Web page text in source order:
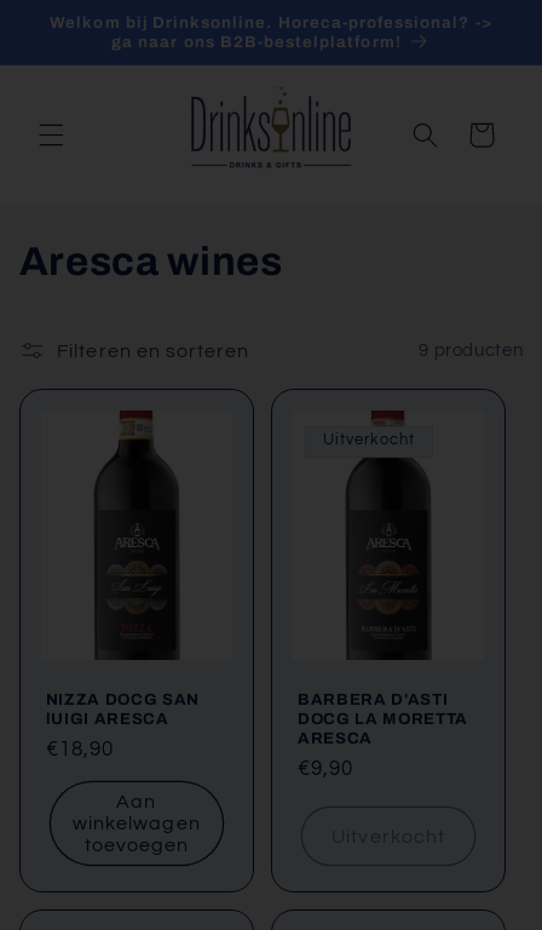
naar de
content
Welkom bij Drinksonline. Horeca-professional? ->
ga naar ons B2B-bestelplatform!
Winkelwagen
C
l
l
Aresca wines
Filteren en sorteren 9 producten
NIZZA DOCG SAN
lUIGI ARESCA
Normale
prijs
€18,90
Aan
winkelwagen
toevoegen
Uitverkocht
BARBERA D'ASTI
DOCG LA MORETTA
ARESCA
Normale
€9,90